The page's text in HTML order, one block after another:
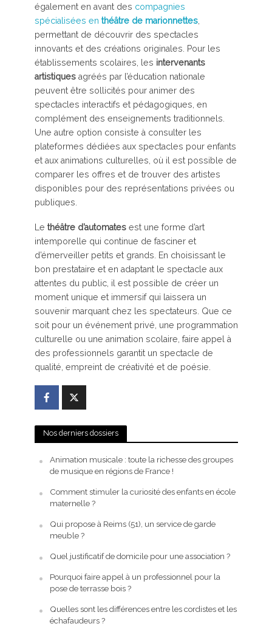
également en avant des compagnies
spécialisées en théâtre de marionnettes,
permettant de découvrir des spectacles
innovants et des créations originales. Pour les
établissements scolaires, les intervenants
artistiquesagréés par l’éducation nationale
peuvent être sollicités pour animer des
spectacles interactifs et pédagogiques, en
complément des enseignements traditionnels.
Une autre option consiste à consulter les
plateformes dédiées aux spectacles pour enfants
et aux animations culturelles, où il est possible de
comparer les offres et de trouver des artistes
disponibles pour des représentations privées ou
publiques.
Le théâtre d’automates est une forme d’art
intemporelle qui continue de fasciner et
d’émerveiller petits et grands. En choisissant le
bon prestataire et en adaptant le spectacle aux
attentes du public, il est possible de créer un
moment unique et immersif qui laissera un
souvenir marquant chez les spectateurs. Que ce
soit pour un événement privé, une programmation
culturelle ou une animation scolaire, faire appel à
des professionnels garantit un spectacle de
qualité, empreint de créativité et de poésie.
Nos derniers dossiers
Animation musicale : toute la richesse des groupes
de musique en régions de France !
Comment stimuler la curiosité des enfants en école
maternelle ?
Qui propose à Reims (51), un service de garde
meuble ?
Quel justificatif de domicile pour une association ?
Pourquoi faire appel à un professionnel pour la
pose de terrasse bois ?
Quelles sont les différences entre les cordistes et les
échafaudeurs ?